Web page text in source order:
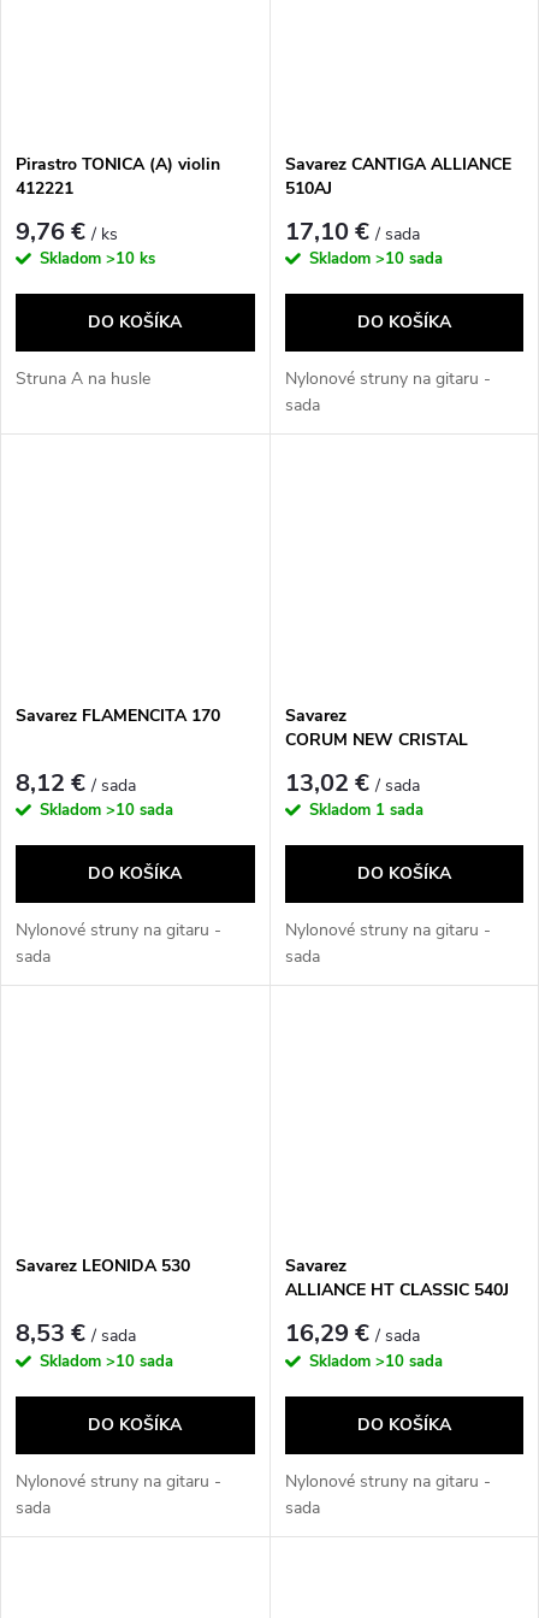
Pirastro TONICA (A) violin
412221
9,76 €/ ks
Skladom >10 ks
DO KOŠÍKA
Struna A na husle
Savarez CANTIGA ALLIANCE
510AJ
17,10 €/ sada
Skladom >10 sada
DO KOŠÍKA
Nylonové struny na gitaru -
sada
Savarez FLAMENCITA 170
8,12 €/ sada
Skladom >10 sada
DO KOŠÍKA
Nylonové struny na gitaru -
sada
Savarez
CORUM NEW CRISTAL
13,02 €/ sada
Skladom 1 sada
DO KOŠÍKA
Nylonové struny na gitaru -
sada
Savarez LEONIDA 530
8,53 €/ sada
Skladom >10 sada
DO KOŠÍKA
Nylonové struny na gitaru -
sada
Savarez
ALLIANCE HT CLASSIC 540J
16,29 €/ sada
Skladom >10 sada
DO KOŠÍKA
Nylonové struny na gitaru -
sada